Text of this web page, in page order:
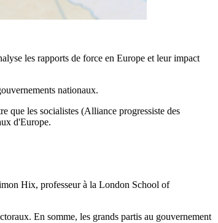
les rapports de force en Europe et leur impact
nationaux.
que les socialistes (Alliance progressiste des
d'Europe.
Hix, professeur à la London School of
En somme, les grands partis au gouvernement